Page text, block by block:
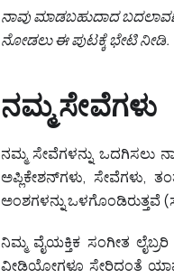
ನಾವು ಮಾಡಬಹುದಾದ
ನೋಡಲು ಈ ಪುಟಕ್ಕೆ ಭೇಟಿ ನೀಡಿ.
ನಮ್ಮ ಸೇವೆಗಳು
ನಮ್ಮ ಸೇವೆಗಳನ್ನು ಒದಗಿಸಲು
ಅಪ್ಲಿಕೇಶನ್‌ಗಳು, ಸೇವೆಗಳು,
ಅಂಶಗಳನ್ನು ಒಳಗೊಂಡಿರುತ್ತವೆ
ನಿಮ್ಮ ವೈಯಕ್ತಿಕ ಸಂಗೀತ
ವೀಡಿಯೋಗಳೂ ಸೇರಿದಂತೆ